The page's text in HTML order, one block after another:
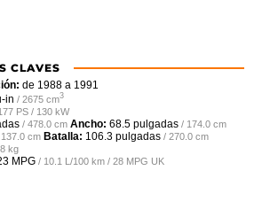
CLAVES
de 1988 a 1991
in / 2675 cm3
PS / 130 kW
/ 478.0 cm Ancho: 68.5 pulgadas / 174.0 cm
cm Batalla: 106.3 pulgadas / 270.0 cm
kg
MPG / 10.1 L/100 km / 28 MPG UK